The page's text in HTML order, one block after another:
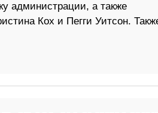
администрации, а также
Кох и Пегги Уитсон.